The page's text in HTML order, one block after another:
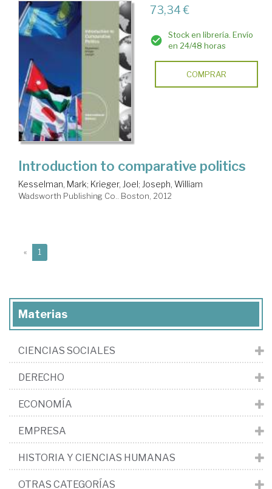
73,34 €
Stock en librería. Envío
en 24/48 horas
COMPRAR
Introduction to comparative politics
Kesselman, Mark; Krieger, Joel; Joseph, William
Wadsworth Publishing Co.. Boston, 2012
« 1
Materias
CIENCIAS SOCIALES
DERECHO
ECONOMÍA
EMPRESA
HISTORIA Y CIENCIAS HUMANAS
OTRAS CATEGORÍAS